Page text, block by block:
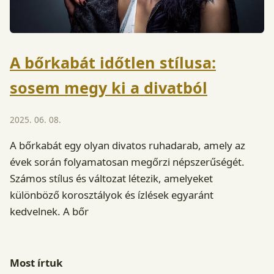
A bőrkabát időtlen stílusa:
sosem megy ki a divatból
2025. 06. 08.
A bőrkabát egy olyan divatos ruhadarab, amely az
évek során folyamatosan megőrzi népszerűségét.
Számos stílus és változat létezik, amelyeket
különböző korosztályok és ízlések egyaránt
kedvelnek. A bőr
Most írtuk